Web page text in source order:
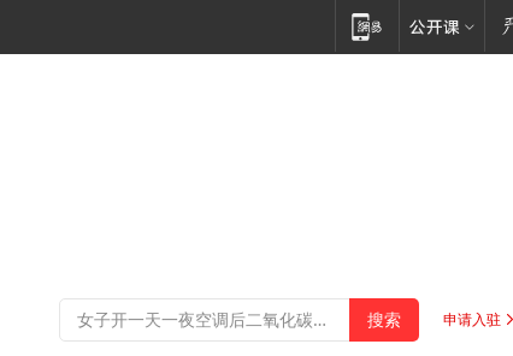
申请入驻